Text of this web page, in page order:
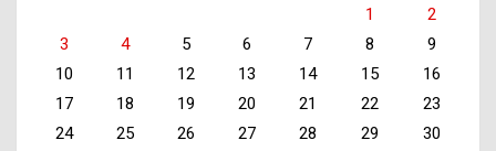
1
2
3
4 5 6 7 8
9
10
11 12 13 14 15
16
17
18 19 20 21 22
23
24
25 26 27 28 29
30